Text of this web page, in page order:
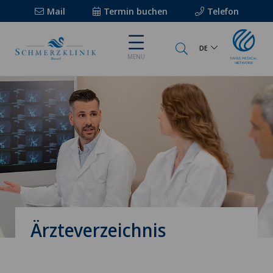
Mail Termin buchen Telefon
MENU
DE
Ärzteverzeichnis